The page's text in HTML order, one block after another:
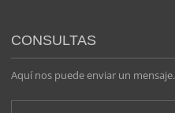
CONSULTAS
Aquí nos puede enviar un mensaje.